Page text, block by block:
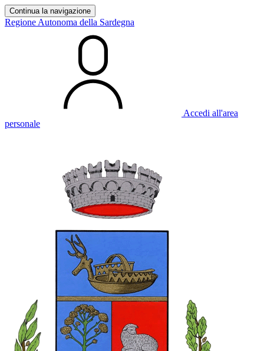
Continua la navigazione
Regione Autonoma della Sardegna
Accedi all'area
personale